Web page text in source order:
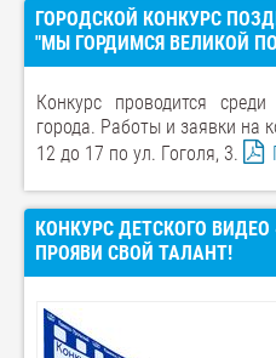
ГОРОДСКОЙ КОНКУРС
"МЫ ГОРДИМСЯ ВЕЛИКОЙ
Конкурс проводится
города. Работы и заявки на
12 до 17 по ул. Гоголя, 3.
КОНКУРС ДЕТСКОГО ВИДЕО
ПРОЯВИ СВОЙ ТАЛАНТ!